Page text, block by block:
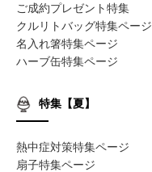
ご成約プレゼント特集
クルリトバッグ特集ページ
名入れ箸特集ページ
ハーブ缶特集ページ
特集【夏】
熱中症対策特集ページ
扇子特集ページ